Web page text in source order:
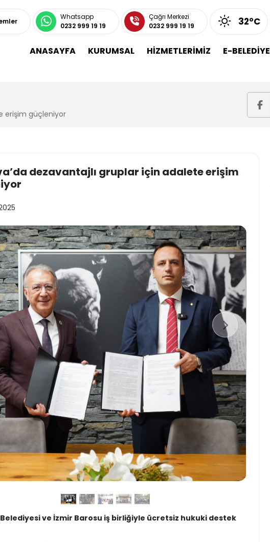
Whatsapp
0232 999 19 19
Çağrı Merkezi
0232 999 19 19
32°C
ANASAYFA KURUMSAL HİZMETLERİMİZ E-BELEDİYE
erişim güçleniyor
dezavantajlı gruplar için adalete erişim
ve İzmir Barosu iş birliğiyle ücretsiz hukuki destek